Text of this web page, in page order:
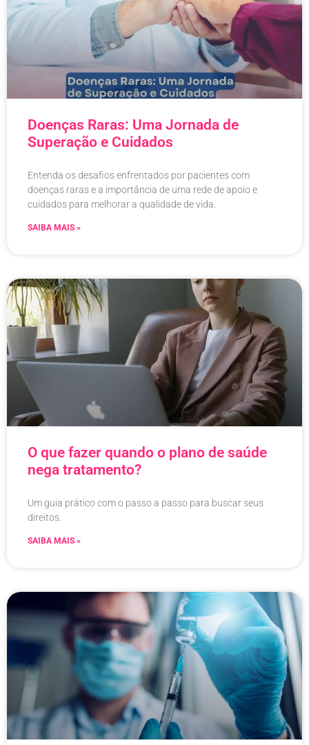
Doenças Raras: Uma Jornada de
Superação e Cuidados
Entenda os desafios enfrentados por pacientes com
doenças raras e a importância de uma rede de apoio e
cuidados para melhorar a qualidade de vida.
SAIBA MAIS »
O que fazer quando o plano de saúde
nega tratamento?
Um guia prático com o passo a passo para buscar seus
direitos.
SAIBA MAIS »